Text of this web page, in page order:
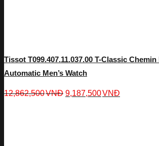
Tissot T099.407.11.037.00 T-Classic
Automatic Men’s Watch
12,862,500VNĐ 9,187,500VNĐ